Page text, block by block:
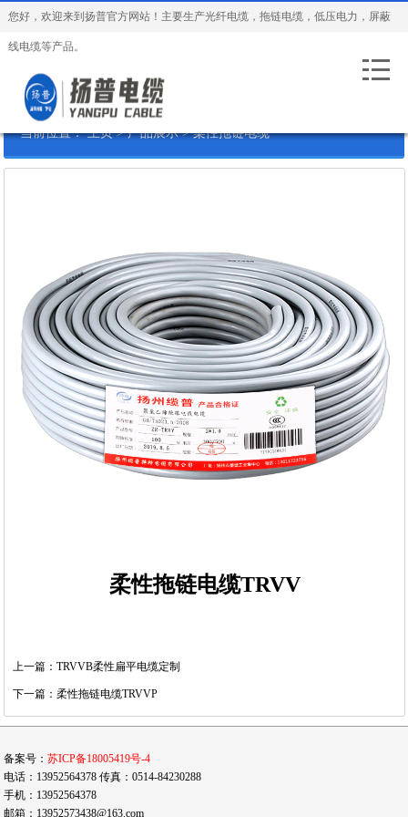
您好，欢迎来到扬普官方网站！主要生产光纤电缆，拖链电缆，低压电力，屏蔽
线电缆等产品。
当前位置：主页>产品展示>柔性拖链电缆
柔性拖链电缆TRVV
上一篇：TRVVB柔性扁平电缆定制
下一篇：柔性拖链电缆TRVVP
备案号：苏ICP备18005419号-4
电话：13952564378 传真：0514-84230288
手机：13952564378
邮箱：13952573438@163.com